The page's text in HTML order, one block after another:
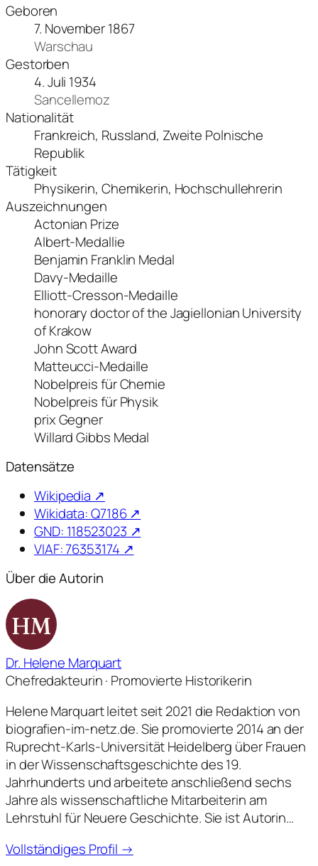
Geboren
7. November 1867
Warschau
Gestorben
4. Juli 1934
Sancellemoz
Nationalität
Frankreich, Russland, Zweite Polnische
Republik
Tätigkeit
Physikerin, Chemikerin, Hochschullehrerin
Auszeichnungen
Actonian Prize
Albert-Medallie
Benjamin Franklin Medal
Davy-Medaille
Elliott-Cresson-Medaille
honorary doctor of the Jagiellonian University
of Krakow
John Scott Award
Matteucci-Medaille
Nobelpreis für Chemie
Nobelpreis für Physik
prix Gegner
Willard Gibbs Medal
Datensätze
Wikipedia ↗
Wikidata: Q7186 ↗
GND: 118523023 ↗
VIAF: 76353174 ↗
Über die Autorin
HM
Dr. Helene Marquart
Chefredakteurin · Promovierte Historikerin
Helene Marquart leitet seit 2021 die Redaktion von
biografien-im-netz.de. Sie promovierte 2014 an der
Ruprecht-Karls-Universität Heidelberg über Frauen
in der Wissenschaftsgeschichte des 19.
Jahrhunderts und arbeitete anschließend sechs
Jahre als wissenschaftliche Mitarbeiterin am
Lehrstuhl für Neuere Geschichte. Sie ist Autorin…
Vollständiges Profil →